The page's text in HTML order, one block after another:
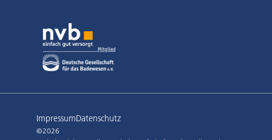
©2026
ImpressumDatenschutz